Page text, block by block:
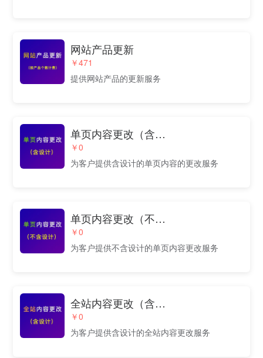
网站产品更新
￥471
提供网站产品的更新服务
单页内容更改（含设计）
￥0
为客户提供含设计的单页内容的更改服务
单页内容更改（不含设计）
￥0
为客户提供不含设计的单页内容更改服务
全站内容更改（含设计）
￥0
为客户提供含设计的全站内容更改服务